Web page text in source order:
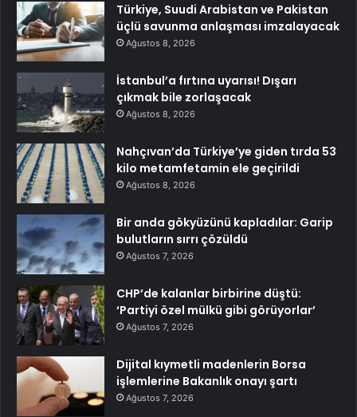
Türkiye, Suudi Arabistan ve Pakistan
üçlü savunma anlaşması imzalayacak
Ağustos 8, 2026
İstanbul’a fırtına uyarısı! Dışarı
çıkmak bile zorlaşacak
Ağustos 8, 2026
Nahçıvan’da Türkiye’ye giden tırda 53
kilo metamfetamin ele geçirildi
Ağustos 8, 2026
Bir anda gökyüzünü kapladılar: Garip
bulutların sırrı çözüldü
Ağustos 7, 2026
CHP’de kalanlar birbirine düştü:
‘Partiyi özel mülkü gibi görüyorlar’
Ağustos 7, 2026
Dijital kıymetli madenlerin Borsa
işlemlerine Bakanlık onayı şartı
Ağustos 7, 2026